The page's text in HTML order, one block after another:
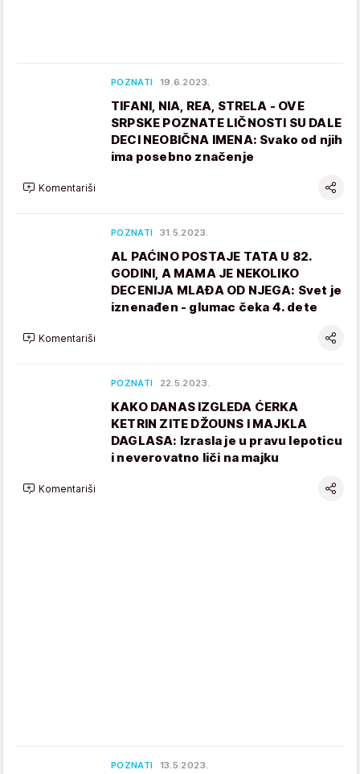
POZNATI 19.6.2023.
TIFANI, NIA, REA, STRELA - OVE
SRPSKE POZNATE LIČNOSTI SU DALE
DECI NEOBIČNA IMENA: Svako od njih
ima posebno značenje
Komentariši
POZNATI 31.5.2023.
AL PAĆINO POSTAJE TATA U 82.
GODINI, A MAMA JE NEKOLIKO
DECENIJA MLAĐA OD NJEGA: Svet je
iznenađen - glumac čeka 4. dete
Komentariši
POZNATI 22.5.2023.
KAKO DANAS IZGLEDA ĆERKA
KETRIN ZITE DŽOUNS I MAJKLA
DAGLASA: Izrasla je u pravu lepoticu
i neverovatno liči na majku
Komentariši
POZNATI 13.5.2023.